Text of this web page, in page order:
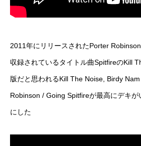
2011年にリリースされたPorter
収録されているタイトル曲SpitfireのKill
版だと思われるKill The Noise, Birdy
Robinson / Going Spitfireが最高にデキが
にした